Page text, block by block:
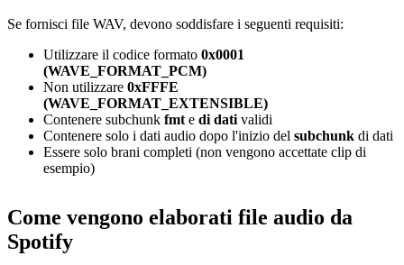
Se fornisci file WAV, devono soddisfare i seguenti requisiti:
Utilizzare il codice formato 0x0001
(WAVE_FORMAT_PCM)
Non utilizzare 0xFFFE
(WAVE_FORMAT_EXTENSIBLE)
Contenere subchunk fmte di dativalidi
Contenere solo i dati audio dopo l'inizio del subchunk di dati
Essere solo brani completi (non vengono accettate clip di
esempio)
Come vengono elaborati file audio da
Spotify